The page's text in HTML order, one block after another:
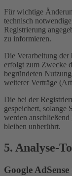
Für wichtige
technisch
Registrierung
zu informieren.
Die Verarbeitung der
erfolgt zum Zwecke
begründeten
weiterer Verträge
Die bei der
gespeichert, solange
werden
bleiben unberührt.
5. Analyse-
Google